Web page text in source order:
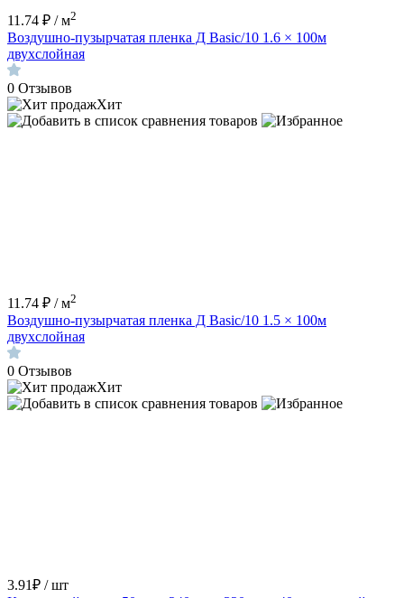
11.74 ₽ / м2
Воздушно-пузырчатая пленка Д Basic/10 1.6 × 100м
двухслойная
0 Отзывов
Хит
11.74 ₽ / м2
Воздушно-пузырчатая пленка Д Basic/10 1.5 × 100м
двухслойная
0 Отзывов
Хит
3.91₽ / шт